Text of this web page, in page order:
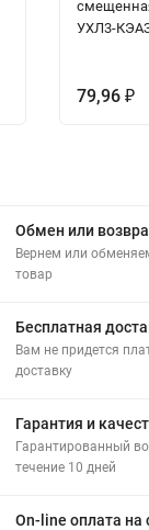
УХЛ3-
79,96 ₽
Обмен или
Вернем или
товар
Бесплатная
Вам не придется
доставку
Гарантия и
Гарантированный
течение 10 дней
On-line оплата на